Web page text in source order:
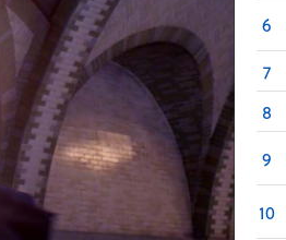
6
7
8
9
10